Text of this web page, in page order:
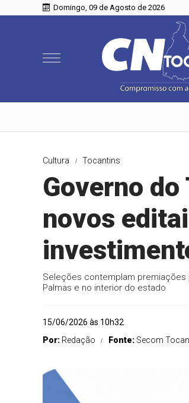
Domingo, 09 de Agosto de 2026
Cultura Tocantins
Governo
novos
Seleções contemplam premiações
Palmas e no interior do estado
15/06/2026 às 10h32
Por: Redação Fonte: Secom